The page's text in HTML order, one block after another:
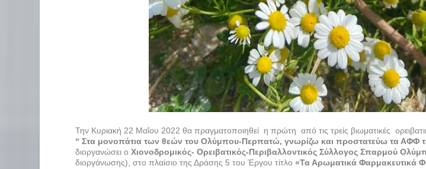
Την Κυριακή 22 Μαΐου 2022 θα πραγματοποιηθεί η πρώτη από τις τρείς βιωματικές
“ Στα μονοπάτια των θεών του Ολύμπου-Περπατώ, γνωρίζω και προστατεύω τα ΑΦΦ
διοργανώσει οΧιονοδρομικός- Ορειβατικός-Περιβαλλοντικός Σύλλογος Σπαρμού
διοργάνωσης), στο πλαίσιο της Δράσης 5 του Έργου τίτλο«Τα Αρωματικά Φαρμακευτικά